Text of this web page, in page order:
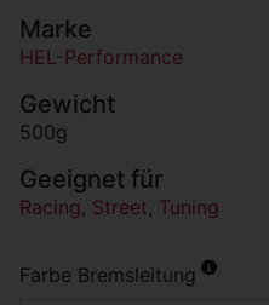
Marke
HEL-Performance
Gewicht
500g
Geeignet für
Racing , Street, Tuning
Farbe Bremsleitung